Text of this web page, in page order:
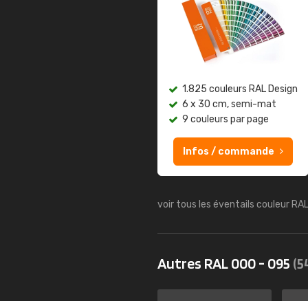
1.825 couleurs RAL Design
6 x 30 cm, semi-mat
9 couleurs par page
Infos / commande
voir tous les éventails couleur RAL
Autres RAL 000 - 095